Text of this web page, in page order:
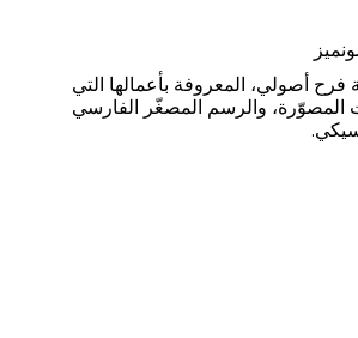
فرح أصولي، المعروفة بأعمالها التي
والرسم المصغّر الفارسي